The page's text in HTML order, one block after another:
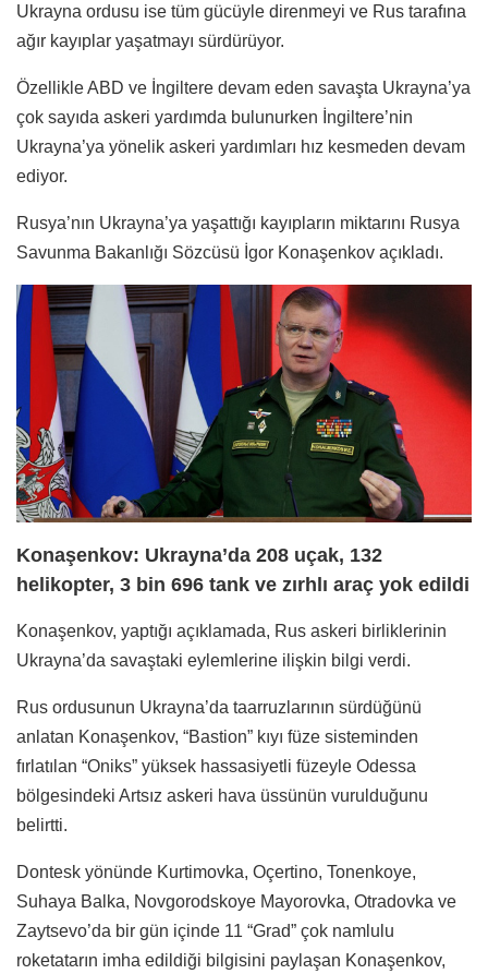
Ukrayna ordusu ise tüm gücüyle direnmeyi ve Rus tarafına
ağır kayıplar yaşatmayı sürdürüyor.
Özellikle ABD ve İngiltere devam eden savaşta Ukrayna’ya
çok sayıda askeri yardımda bulunurken İngiltere’nin
Ukrayna’ya yönelik askeri yardımları hız kesmeden devam
ediyor.
Rusya’nın Ukrayna’ya yaşattığı kayıpların miktarını Rusya
Savunma Bakanlığı Sözcüsü İgor Konaşenkov açıkladı.
Konaşenkov: Ukrayna’da 208 uçak, 132
helikopter, 3 bin 696 tank ve zırhlı araç yok edildi
Konaşenkov, yaptığı açıklamada, Rus askeri birliklerinin
Ukrayna’da savaştaki eylemlerine ilişkin bilgi verdi.
Rus ordusunun Ukrayna’da taarruzlarının sürdüğünü
anlatan Konaşenkov, “Bastion” kıyı füze sisteminden
fırlatılan “Oniks” yüksek hassasiyetli füzeyle Odessa
bölgesindeki Artsız askeri hava üssünün vurulduğunu
belirtti.
Dontesk yönünde Kurtimovka, Oçertino, Tonenkoye,
Suhaya Balka, Novgorodskoye Mayorovka, Otradovka ve
Zaytsevo’da bir gün içinde 11 “Grad” çok namlulu
roketatarın imha edildiği bilgisini paylaşan Konaşenkov,